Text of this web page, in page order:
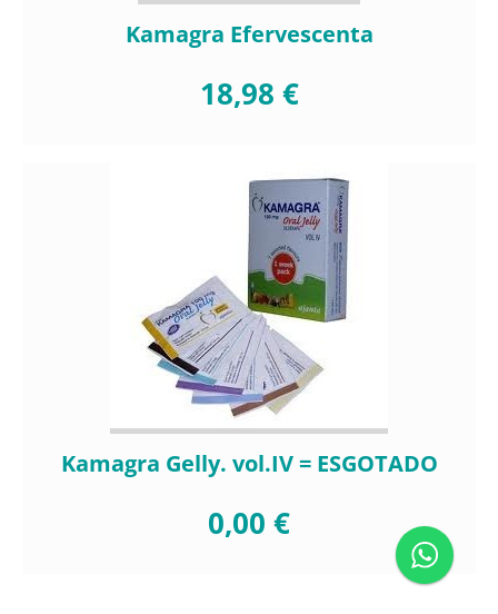
Kamagra Efervescenta
18,98 €
Kamagra Gelly. vol.IV = ESGOTADO
0,00 €